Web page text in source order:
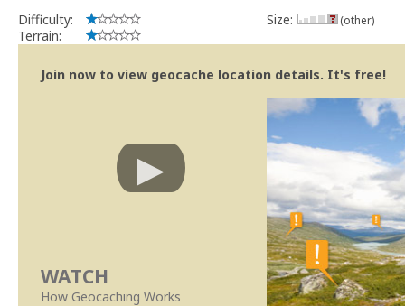
Difficulty:
Terrain:
Size: (other)
Join now to view geocache location details. It's free!
WATCH
How Geocaching Works